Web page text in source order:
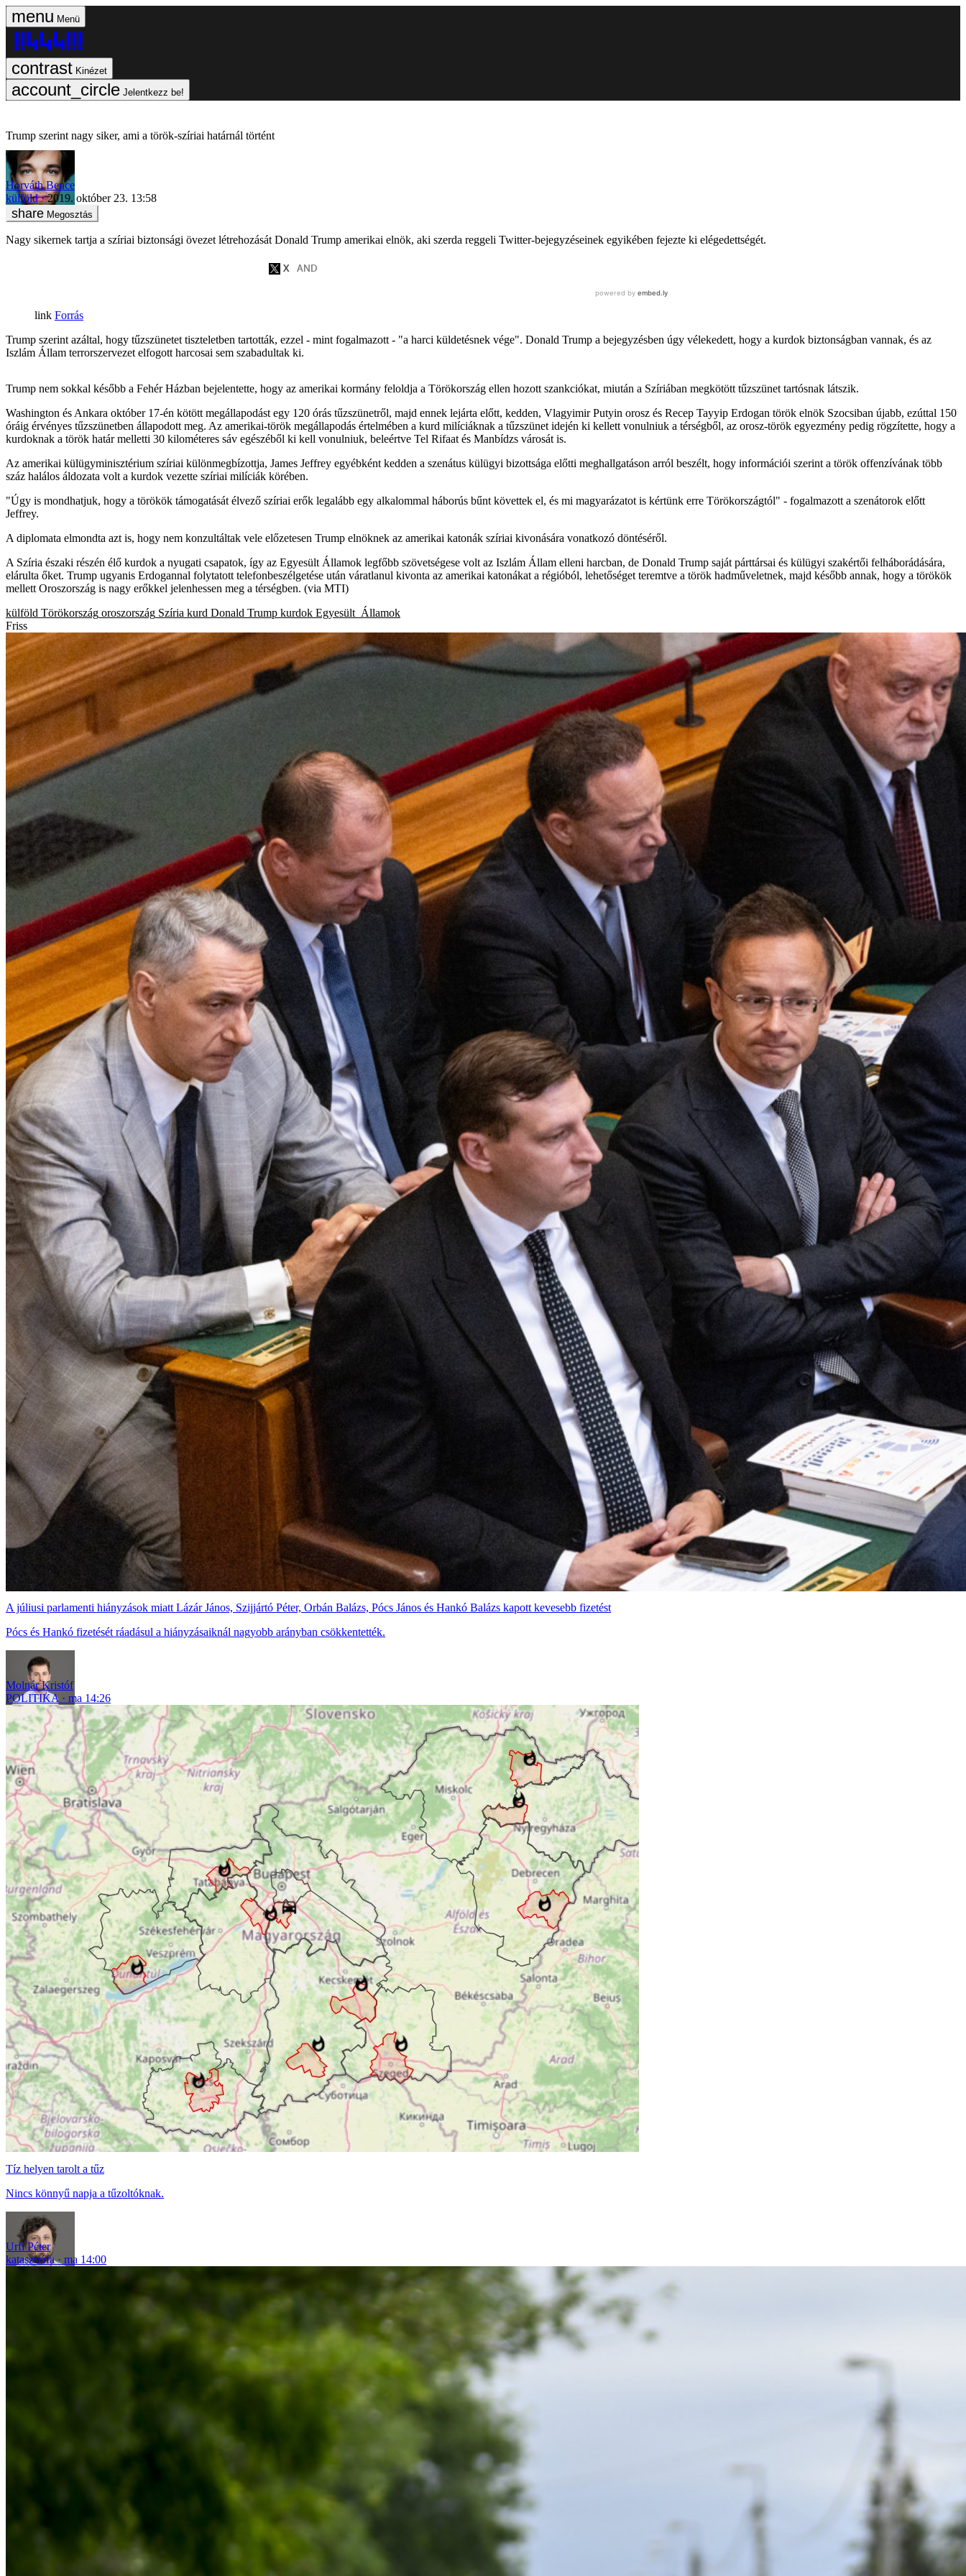
Menü
Kinézet
Jelentkezz be!
Trump szerint nagy siker, ami a török-szíriai határnál történt
Horváth Bence
külföld
2019. október 23. 13:58
Megosztás
Nagy sikernek tartja a szíriai biztonsági övezet létrehozását Donald Trump amerikai elnök, aki szerda reggeli Twitter-bejegyzéseinek egyikében fejezte ki elégedettségét.
Forrás
Trump szerint azáltal, hogy tűzszünetet tiszteletben tartották, ezzel - mint fogalmazott - "a harci küldetésnek vége". Donald Trump a bejegyzésben úgy vélekedett, hogy a kurdok biztonságban vannak, és az
Iszlám Állam terrorszervezet elfogott harcosai sem szabadultak ki.
Trump nem sokkal később a Fehér Házban bejelentette, hogy az amerikai kormány feloldja a Törökország ellen hozott szankciókat, miután a Szíriában megkötött tűzszünet tartósnak látszik.
Washington és Ankara október 17-én kötött megállapodást egy 120 órás tűzszünetről, majd ennek lejárta előtt, kedden, Vlagyimir Putyin orosz és Recep Tayyip Erdogan török elnök Szocsiban újabb, ezúttal 150
óráig érvényes tűzszünetben állapodott meg. Az amerikai-török megállapodás értelmében a kurd milíciáknak a tűzszünet idején ki kellett vonulniuk a térségből, az orosz-török egyezmény pedig rögzítette, hogy a
kurdoknak a török határ melletti 30 kilométeres sáv egészéből ki kell vonulniuk, beleértve Tel Rifaat és Manbídzs városát is.
Az amerikai külügyminisztérium szíriai különmegbízottja, James Jeffrey egyébként kedden a szenátus külügyi bizottsága előtti meghallgatáson arról beszélt, hogy információi szerint a török offenzívának több
száz halálos áldozata volt a kurdok vezette szíriai milíciák körében.
"Úgy is mondhatjuk, hogy a törökök támogatását élvező szíriai erők legalább egy alkalommal háborús bűnt követtek el, és mi magyarázatot is kértünk erre Törökországtól" - fogalmazott a szenátorok előtt
Jeffrey.
A diplomata elmondta azt is, hogy nem konzultáltak vele előzetesen Trump elnöknek az amerikai katonák szíriai kivonására vonatkozó döntéséről.
A Szíria északi részén élő kurdok a nyugati csapatok, így az Egyesült Államok legfőbb szövetségese volt az Iszlám Állam elleni harcban, de Donald Trump saját párttársai és külügyi szakértői felháborádására,
elárulta őket. Trump ugyanis Erdogannal folytatott telefonbeszélgetése után váratlanul kivonta az amerikai katonákat a régióból, lehetőséget teremtve a török hadműveletnek, majd később annak, hogy a törökök
mellett Oroszország is nagy erőkkel jelenhessen meg a térségben. (via MTI)
külföld Törökország oroszország Szíria kurd Donald Trump kurdok Egyesült_Államok
Friss
A júliusi parlamenti hiányzások miatt Lázár János, Szijjártó Péter, Orbán Balázs, Pócs János és Hankó Balázs kapott kevesebb fizetést
Pócs és Hankó fizetését ráadásul a hiányzásaiknál nagyobb arányban csökkentették.
Molnár Kristóf
POLITIKA
ma 14:26
Tíz helyen tarolt a tűz
Nincs könnyű napja a tűzoltóknak.
Urfi Péter
katasztrófa
ma 14:00